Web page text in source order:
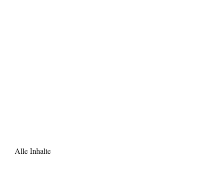
Alle Inhalte